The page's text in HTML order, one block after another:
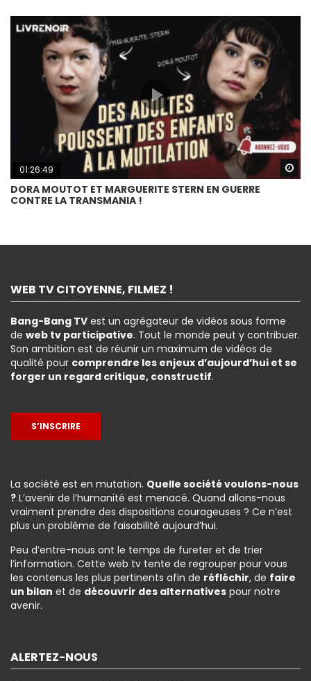
01:26:49
DORA MOUTOT ET MARGUERITE STERN EN GUERRE
CONTRE LA TRANSMANIA !
WEB TV CITOYENNE, FILMEZ !
Bang-Bang TV est un agrégateur de vidéos sous forme
de web tv participative. Tout le monde peut y contribuer.
Son ambition est de réunir un maximum de vidéos de
qualité pour comprendre les enjeux d’aujourd’hui et se
forger un regard critique, constructif.
S’INSCRIRE
La société est en mutation. Quelle société voulons-nous
? L’avenir de l’humanité est menacé. Quand allons-nous
vraiment prendre des dispositions courageuses ? Ce n’est
plus un problème de faisabilité aujourd’hui.
Peu d’entre-nous ont le temps de fureter et de trier
l’information. Cette web tv tente de regrouper pour vous
les contenus les plus pertinents afin de réfléchir, de faire
un bilan et de découvrir des alternatives pour notre
avenir.
ALERTEZ-NOUS